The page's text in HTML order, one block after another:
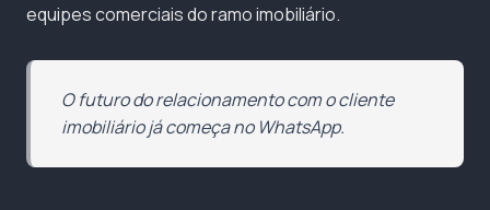
equipes comerciais do ramo imobiliário.
O futuro do relacionamento com o cliente
imobiliário já começa no WhatsApp.